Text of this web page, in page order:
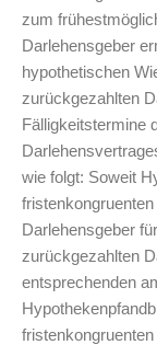
zum
Darlehensgeber
hypothetischen
zurückgezahlten
Fälligkeitstermine
wie folgt: Soweit
Darlehensgeber
zurückgezahlten
entsprechenden